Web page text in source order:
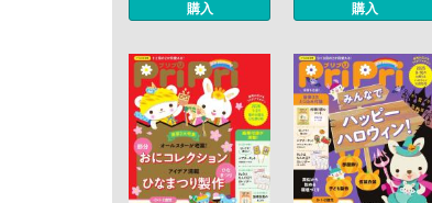
購入 購入